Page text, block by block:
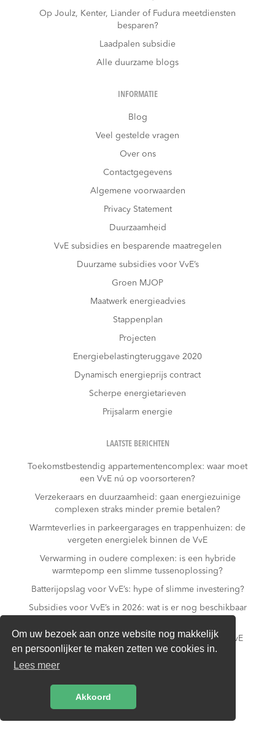
Om uw bezoek aan onze website nog makkelijk
en persoonlijker te maken zetten we cookies in.
Lees meer
Akkoord
Op Joulz, Kenter, Liander of Fudura meetdiensten
besparen?
Laadpalen subsidie
Alle duurzame blogs
INFORMATIE
Blog
Veel gestelde vragen
Over ons
Contactgegevens
Algemene voorwaarden
Privacy Statement
Duurzaamheid
VvE subsidies en besparende maatregelen
Duurzame subsidies voor VvE’s
Groen MJOP
Maatwerk energieadvies
Stappenplan
Projecten
Energiebelastingteruggave 2020
Dynamisch energieprijs contract
Scherpe energietarieven
Prijsalarm energie
LAATSTE BERICHTEN
Toekomstbestendig appartementencomplex: waar moet
een VvE nú op voorsorteren?
Verzekeraars en duurzaamheid: gaan energiezuinige
complexen straks minder premie betalen?
Warmteverlies in parkeergarages en trappenhuizen: de
vergeten energielek binnen de VvE
Verwarming in oudere complexen: is een hybride
warmtepomp een slimme tussenoplossing?
Batterijopslag voor VvE’s: hype of slimme investering?
Subsidies voor VvE’s in 2026: wat is er nog beschikbaar
Slim laden in parkeergarages: hoe voorkomt een VvE
overbelasting van de installatie?
Van gas naar all-electric: is dat realistisch voor een